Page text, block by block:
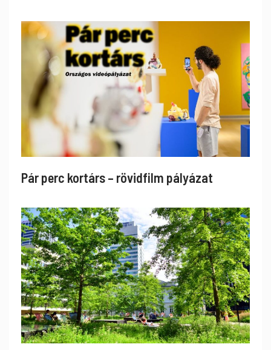
Pár perc kortárs – rövidfilm pályázat